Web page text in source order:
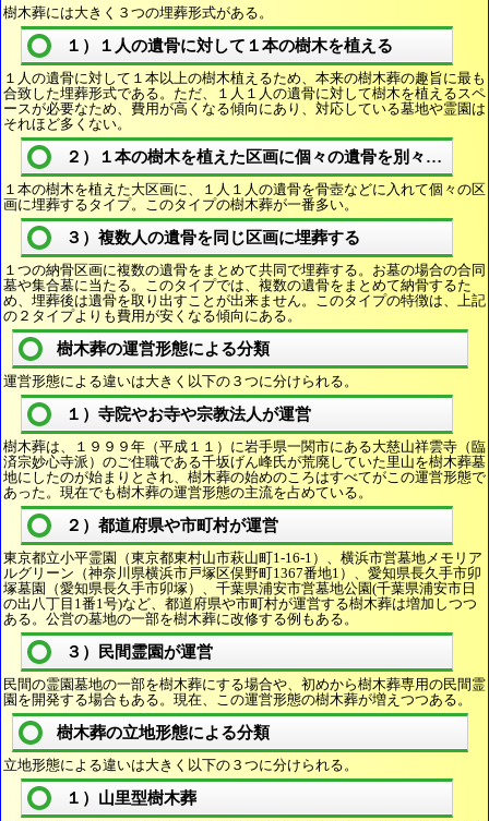
樹木葬には大きく３つの埋葬形式がある。
１）１人の遺骨に対して１本の樹木を植える
１人の遺骨に対して１本以上の樹木植えるため、本来の樹木葬の趣旨に最も
合致した埋葬形式である。ただ、１人１人の遺骨に対して樹木を植えるスペ
ースが必要なため、費用が高くなる傾向にあり、対応している墓地や霊園は
それほど多くない。
２）１本の樹木を植えた区画に個々の遺骨を別々に埋葬
１本の樹木を植えた大区画に、１人１人の遺骨を骨壺などに入れて個々の区
画に埋葬するタイプ。このタイプの樹木葬が一番多い。
３）複数人の遺骨を同じ区画に埋葬する
１つの納骨区画に複数の遺骨をまとめて共同で埋葬する。お墓の場合の合同
墓や集合墓に当たる。このタイプでは、複数の遺骨をまとめて納骨するた
め、埋葬後は遺骨を取り出すことが出来ません。このタイプの特徴は、上記
の２タイプよりも費用が安くなる傾向にある。
樹木葬の運営形態による分類
運営形態による違いは大きく以下の３つに分けられる。
１）寺院やお寺や宗教法人が運営
樹木葬は、１９９９年（平成１１）に岩手県一関市にある大慈山祥雲寺（臨
済宗妙心寺派）のご住職である千坂げん峰氏が荒廃していた里山を樹木葬墓
地にしたのが始まりとされ、樹木葬の始めのころはすべてがこの運営形態で
あった。現在でも樹木葬の運営形態の主流を占めている。
２）都道府県や市町村が運営
東京都立小平霊園（東京都東村山市萩山町1-16-1）、横浜市営墓地メモリア
ルグリーン（神奈川県横浜市戸塚区俣野町1367番地1）、愛知県長久手市卯
塚墓園（愛知県長久手市卯塚）、千葉県浦安市営墓地公園(千葉県浦安市日
の出八丁目1番1号)など、都道府県や市町村が運営する樹木葬は増加しつつ
ある。公営の墓地の一部を樹木葬に改修する例もある。
３）民間霊園が運営
民間の霊園墓地の一部を樹木葬にする場合や、初めから樹木葬専用の民間霊
園を開発する場合もある。現在、この運営形態の樹木葬が増えつつある。
樹木葬の立地形態による分類
立地形態による違いは大きく以下の３つに分けられる。
１）山里型樹木葬